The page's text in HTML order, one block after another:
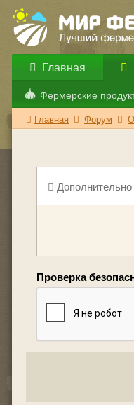
Главная
Фермерские
Главная Форум
Проверка